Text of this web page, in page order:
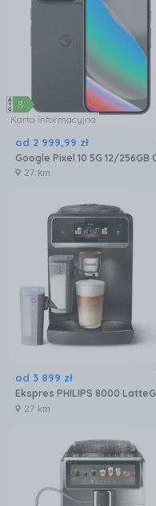
Karta informacyjna
od 2 999,99 zł
27 km
od 3 899 zł
27 km